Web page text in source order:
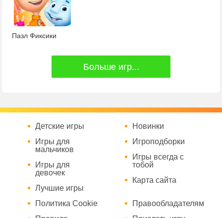
Пазл Фиксики
Больше игр...
Детские игры
Игры для
мальчиков
Игры для
девочек
Лучшие игры
Новинки
Игроподборки
Игры всегда с
тобой
Карта сайта
Политика Cookie
Правообладателям